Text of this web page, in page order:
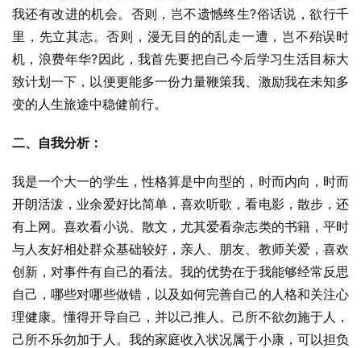
我还有改进的机会。否则，岂不遗憾终生?俗话说，欲行千
里，先立其志。否则，漫无目的的乱走一遭，岂不殆误时
机，浪费年华?因此，我首先要把自己今后学习生活目标大
致计划一下，以便更能多一份力量鞭策我、激励我在未知多
变的人生旅途中稳健前行。
二、自我分析：
我是一个大一的学生，性格算是中向型的，时而内向，时而
开朗活泼，业余爱好比简单，喜欢听歌，看电影，散步，还
有上网。喜欢看小说、散文，尤其爱看杂志类的书籍，平时
与人友好相处群众基础较好，亲人、朋友、教师关爱，喜欢
创新，对事件有自己的看法。我的优势在于我能够经常反思
自己，哪些对哪些做错，以及如何完善自己的人格和关注心
理健康。懂得开导自己，并以己推人。己所不欲勿施于人，
己所不乐勿加于人。我的家庭收入状况属于小康，可以担负